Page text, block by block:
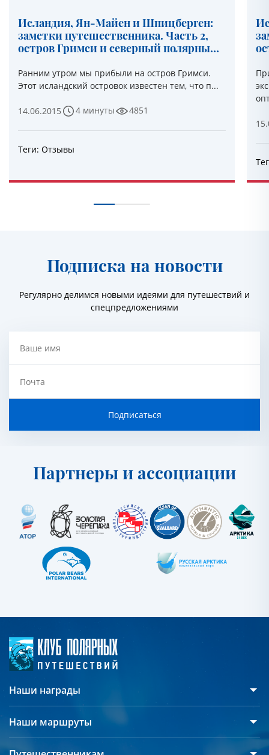
Исландия, Ян-Майен и Шпицберген:
заметки путешественника. Часть 2,
остров Гримси и северный полярный
Ранним утром мы прибыли на остров Гримси.
Этот исландский островок известен тем, что п...
14.06.2015 4 минуты 4851
Теги: Отзывы
Подписка на новости
Регулярно делимся новыми идеями для путешествий и
спецпредложениями
Ваше имя
Почта
Подписаться
Партнеры и ассоциации
Наши награды
Наши маршруты